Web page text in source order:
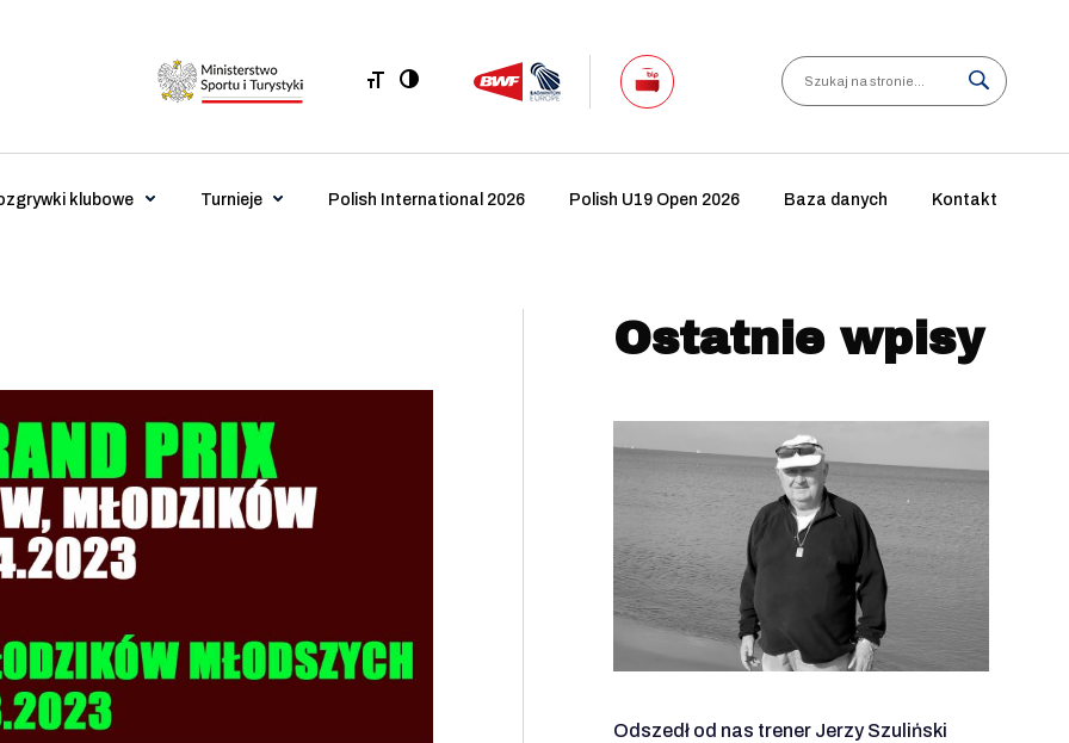
Search
klubowe Turnieje Polish International 2026 Polish U19 Open 2026 Baza danych Kontakt
Ostatnie wpisy
Odszedł od nas trener Jerzy Szuliński